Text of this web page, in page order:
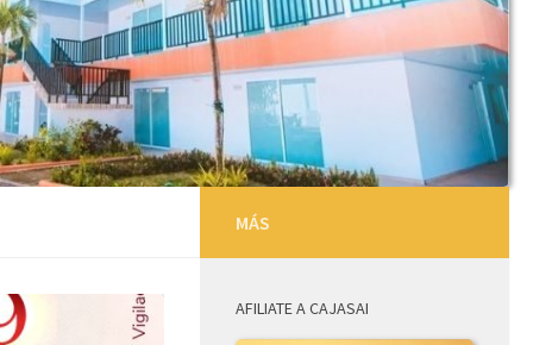
MÁS
AFILIATE A CAJASAI